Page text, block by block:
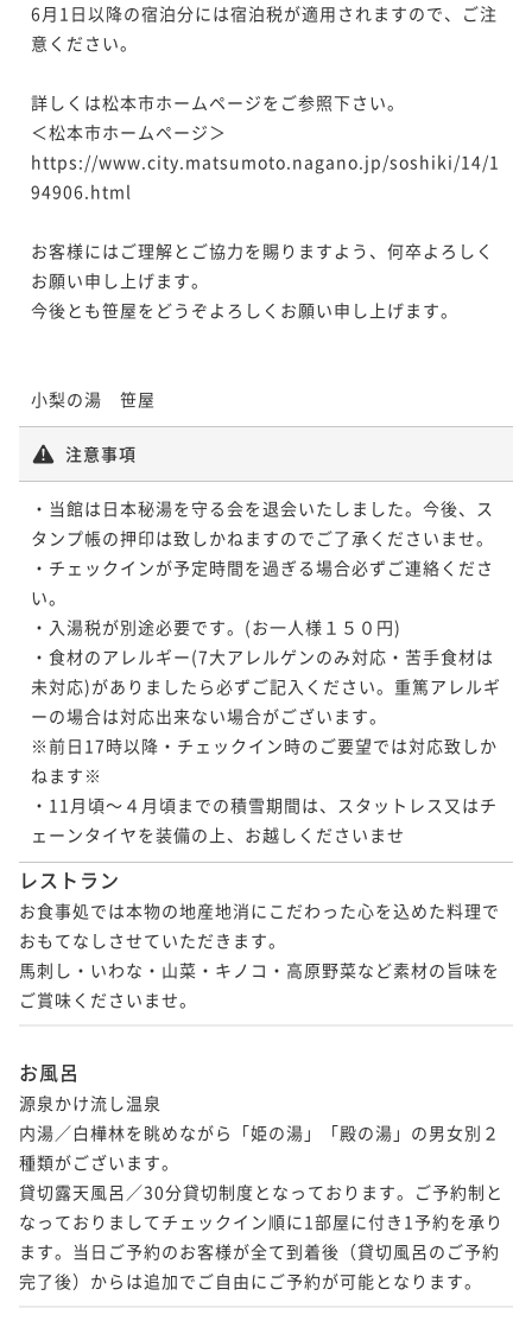
6月1日以降の宿泊分には宿泊税が適用されますので、ご注
意ください。
詳しくは松本市ホームページをご参照下さい。
＜松本市ホームページ＞
https://www.city.matsumoto.nagano.jp/soshiki/14/1
94906.html
お客様にはご理解とご協力を賜りますよう、何卒よろしく
お願い申し上げます。
今後とも笹屋をどうぞよろしくお願い申し上げます。
注意事項
・当館は日本秘湯を守る会を退会いたしました。今後、ス
タンプ帳の押印は致しかねますのでご了承くださいませ。
・チェックインが予定時間を過ぎる場合必ずご連絡くださ
い。
・入湯税が別途必要です。(お一人様１５０円)
・食材のアレルギー(7大アレルゲンのみ対応・苦手食材は
未対応)がありましたら必ずご記入ください。重篤アレルギ
ーの場合は対応出来ない場合がございます。
※前日17時以降・チェックイン時のご要望では対応致しか
ねます※
・11月頃～４月頃までの積雪期間は、スタットレス又はチ
レストラン
お食事処では本物の地産地消にこだわった心を込めた料理で
おもてなしさせていただきます。
馬刺し・いわな・山菜・キノコ・高原野菜など素材の旨味を
ご賞味くださいませ。
お風呂
源泉かけ流し温泉
内湯／白樺林を眺めながら「姫の湯」「殿の湯」の男女別２
種類がございます。
貸切露天風呂／30分貸切制度となっております。ご予約制と
なっておりましてチェックイン順に1部屋に付き1予約を承り
ます。当日ご予約のお客様が全て到着後（貸切風呂のご予約